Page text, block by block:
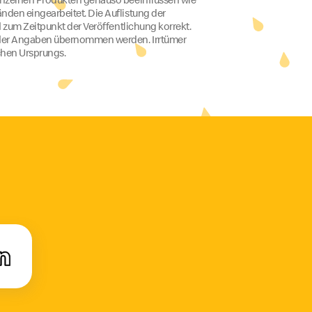
eingearbeitet. Die Auflistung der
Zeitpunkt der Veröffentlichung korrekt.
Angaben übernommen werden. Irrtümer
Ursprungs.